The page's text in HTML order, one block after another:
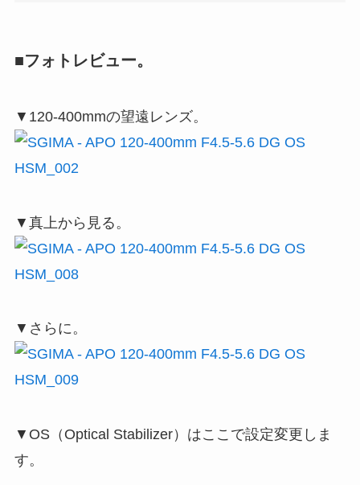
■フォトレビュー。
▼120-400mmの望遠レンズ。
▼真上から見る。
▼さらに。
▼OS（Optical Stabilizer）はここで設定変更しま
す。